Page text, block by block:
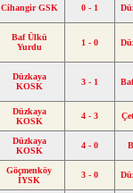
Cihangir GSK 0 - 1
Baf Ülkü
Yurdu
1 - 0
Düzkaya
KOSK
3 - 1
Düzkaya
KOSK
4 - 3
Düzkaya
KOSK
4 - 0
Göçmenköy
İYSK
3 - 0